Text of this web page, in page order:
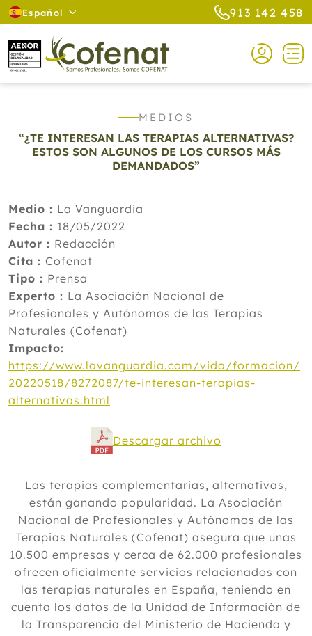
Español 913 142 458
MEDIOS
“¿TE INTERESAN LAS TERAPIAS ALTERNATIVAS?
ESTOS SON ALGUNOS DE LOS CURSOS MÁS
DEMANDADOS”
Medio : La Vanguardia
Fecha : 18/05/2022
Autor : Redacción
Cita : Cofenat
Tipo : Prensa
Experto : La Asociación Nacional de
Profesionales y Autónomos de las Terapias
Naturales (Cofenat)
Impacto:
https://www.lavanguardia.com/vida/formacion/
20220518/8272087/te-interesan-terapias-
alternativas.html
Descargar archivo
Las terapias complementarias, alternativas,
están ganando popularidad. La Asociación
Nacional de Profesionales y Autónomos de las
Terapias Naturales (Cofenat) asegura que unas
10.500 empresas y cerca de 62.000 profesionales
ofrecen oficialmente servicios relacionados con
las terapias naturales en España, teniendo en
cuenta los datos de la Unidad de Información de
la Transparencia del Ministerio de Hacienda y